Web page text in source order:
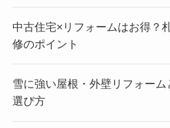
中古住宅×リフォームはお得？
修のポイント
雪に強い屋根・外壁リフォー
選び方